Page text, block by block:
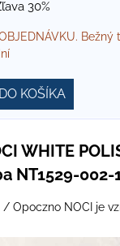
30%
KOŠÍKA
WHITE
NT1529-002-
/ Opoczno NOCI je